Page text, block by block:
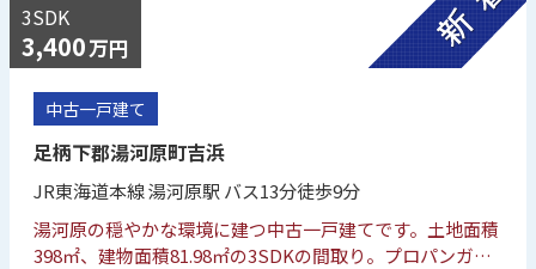
3SDK
3,400万円
中古一戸建て
足柄下郡湯河原町吉浜
JR東海道本線 湯河原駅 バス13分徒歩9分
湯河原の穏やかな環境に建つ中古一戸建てです。土地面積
398㎡、建物面積81.98㎡の3SDKの間取り。プロパンガス